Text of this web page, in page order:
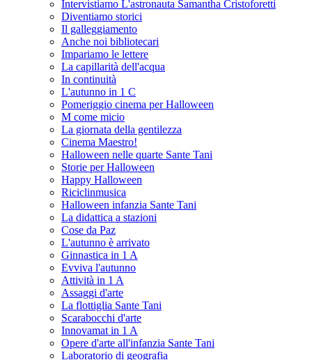
Intervistiamo L'astronauta Samantha Cristoforetti
Diventiamo storici
Il galleggiamento
Anche noi bibliotecari
Impariamo le lettere
La capillarità dell'acqua
In continuità
L'autunno in 1 C
Pomeriggio cinema per Halloween
M come micio
La giornata della gentilezza
Cinema Maestro!
Halloween nelle quarte Sante Tani
Storie per Halloween
Happy Halloween
Riciclinmusica
Halloween infanzia Sante Tani
La didattica a stazioni
Cose da Paz
L'autunno è arrivato
Ginnastica in 1 A
Evviva l'autunno
Attività in 1 A
Assaggi d'arte
La flottiglia Sante Tani
Scarabocchi d'arte
Innovamat in 1 A
Opere d'arte all'infanzia Sante Tani
Laboratorio di geografia